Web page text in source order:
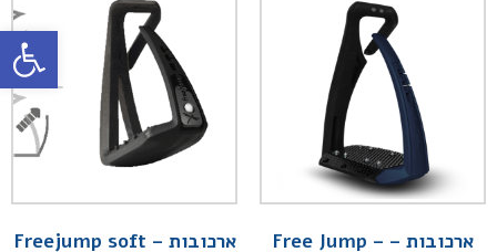
פתח
ארכובות – Free Jump –
ארכובות – Freejump soft